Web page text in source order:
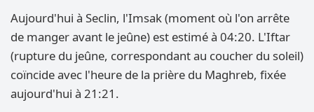
Aujourd'hui à Seclin, l'Imsak (moment où l'on arrête
de manger avant le jeûne) est estimé à 04:20. L'Iftar
(rupture du jeûne, correspondant au coucher du soleil)
coïncide avec l'heure de la prière du Maghreb, fixée
aujourd'hui à 21:21.